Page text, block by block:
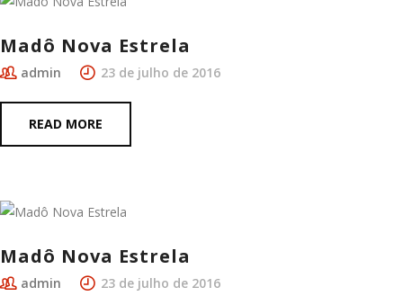
Madô Nova Estrela
admin 23 de julho de 2016
READ MORE
Madô Nova Estrela
admin 23 de julho de 2016